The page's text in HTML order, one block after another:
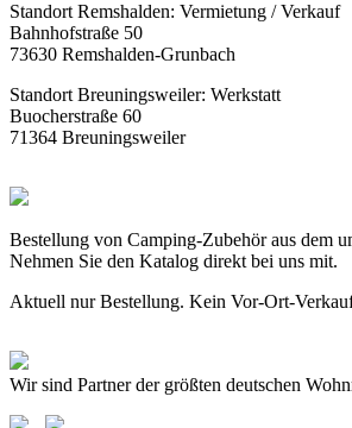
Standort Remshalden: Vermietung / Verkauf
Bahnhofstraße 50
73630 Remshalden-Grunbach
Standort Breuningsweiler: Werkstatt
Buocherstraße 60
71364 Breuningsweiler
Bestellung von Camping-Zubehör aus dem
Nehmen Sie den Katalog direkt bei uns mit.
Aktuell nur Bestellung. Kein Vor-Ort-
Wir sind Partner der größten deutschen